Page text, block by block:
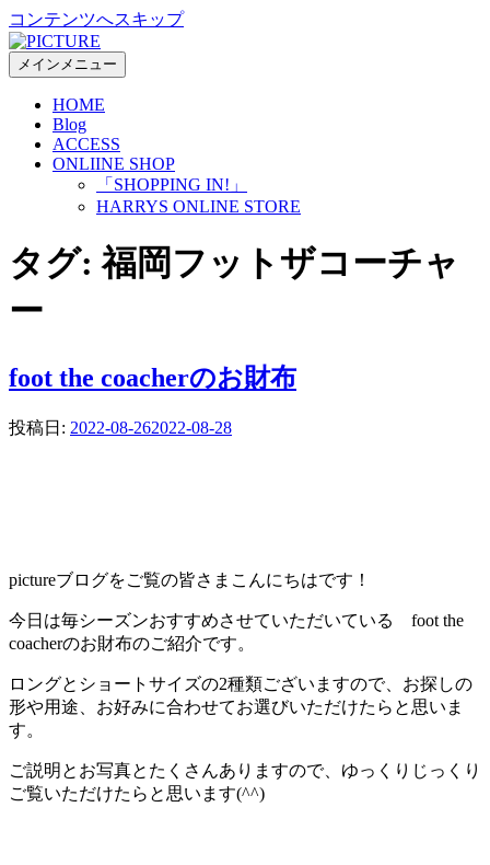
コンテンツへスキップ
メインメニュー
HOME
Blog
ACCESS
ONLIINE SHOP
「SHOPPING IN!」
HARRYS ONLINE STORE
タグ:福岡フットザコーチャ
ー
foot the coacherのお財布
投稿日: 2022-08-262022-08-28
pictureブログをご覧の皆さまこんにちはです！
今日は毎シーズンおすすめさせていただいている foot the
coacherのお財布のご紹介です。
ロングとショートサイズの2種類ございますので、お探しの
形や用途、お好みに合わせてお選びいただけたらと思いま
す。
ご説明とお写真とたくさんありますので、ゆっくりじっくり
ご覧いただけたらと思います(^^)